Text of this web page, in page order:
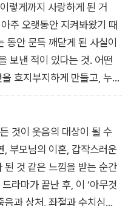
렇게까지 사랑하게 된 거
주 오랫동안 지켜봐왔기 때
동안 문득 깨닫게 된 사실이
보낸 적이 있다는 것. 어떤
흐지부지하게 만들고, 누군
도 있었다는 것. 내가 그들
모습을 보는 것 같아서였
을 그들이 적나라하게 보여
것이 웃음의 대상이 될 수
, 부모님의 이혼, 갑작스러운
된 것 같은 느낌을 받는 순간
라마가 끝난 후, 이 ‘아무것
과 상처, 좌절과 수치심을